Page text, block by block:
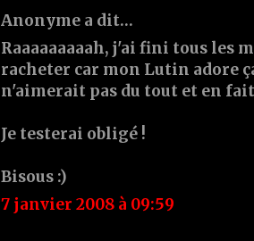
Anonyme a dit…
Raaaaaaaaah, j'ai fini tous les
racheter car mon Lutin adore
n'aimerait pas du tout et en fait,
Je testerai obligé !
Bisous :)
7 janvier 2008 à 09:59